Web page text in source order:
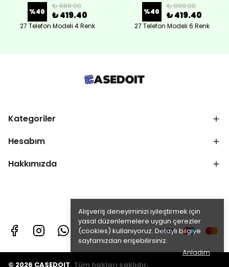
Alışveriş deneyiminizi iyileştirmek için
yasal düzenlemelere uygun çerezler
(cookies) kullanıyoruz. Detaylı bilgiye
sayfamızdan erişebilirsiniz.
Anladım
%40
₺ 699.00
₺ 419.40
27 Telefon Modeli 4 Renk
%40
₺ 699.00
₺ 419.40
27 Telefon Modeli 6 Renk
Kategoriler
Hesabım
Hakkımızda
© 2026 CASEDOIT. Tüm hakları saklıdır.